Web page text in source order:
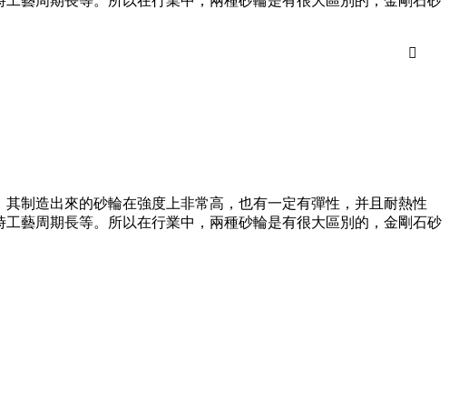

制造出來的砂輪在強度上非常高，也有一定有彈性，并且耐熱性
藝周期長等。所以在行業中，兩種砂輪是有很大區別的，金剛石砂